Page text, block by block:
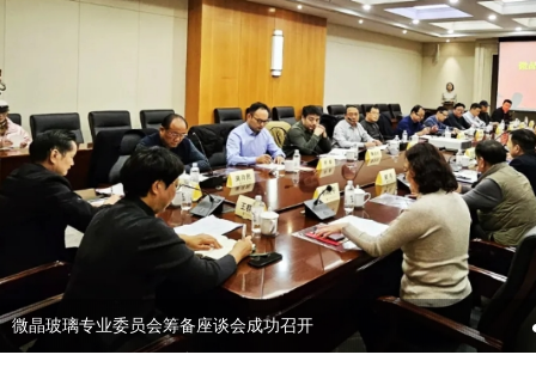
微晶玻璃专业委员会筹备座谈会成功召开